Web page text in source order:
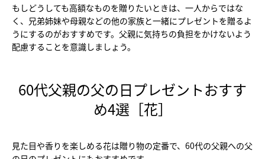
もしどうしても高額なものを贈りたいときは、一人からではな
く、兄弟姉妹や母親などの他の家族と一緒にプレゼントを贈るよ
うにするのがおすすめです。父親に気持ちの負担をかけないよう
配慮することを意識しましょう。
60代父親の父の日プレゼントおすす
め4選［花］
見た目や香りを楽しめる花は贈り物の定番で、60代の父親への父